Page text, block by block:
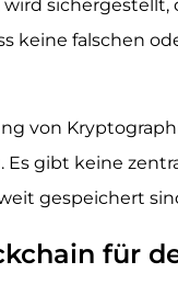
sichergestellt,
keine falschen
von
gibt keine
gespeichert
für